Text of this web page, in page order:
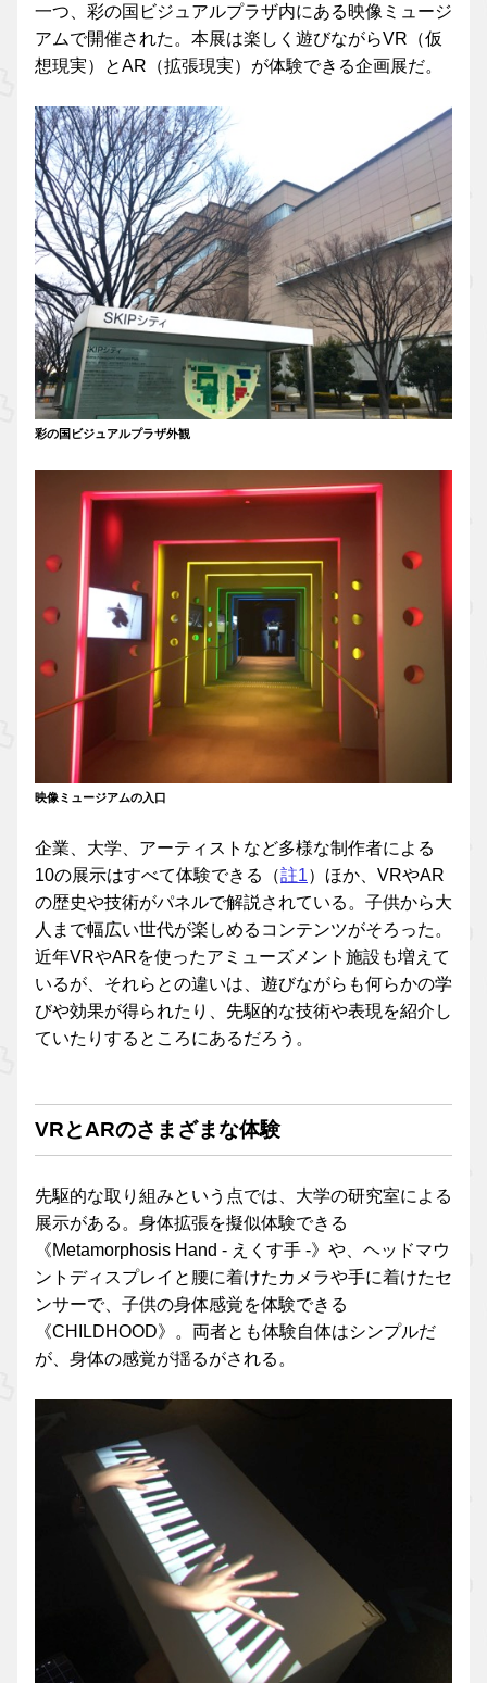
一つ、彩の国ビジュアルプラザ内にある映像ミュージ
アムで開催された。本展は楽しく遊びながらVR（仮
想現実）とAR（拡張現実）が体験できる企画展だ。
彩の国ビジュアルプラザ外観
映像ミュージアムの入口
企業、大学、アーティストなど多様な制作者による
10の展示はすべて体験できる（註1）ほか、VRやAR
の歴史や技術がパネルで解説されている。子供から大
人まで幅広い世代が楽しめるコンテンツがそろった。
近年VRやARを使ったアミューズメント施設も増えて
いるが、それらとの違いは、遊びながらも何らかの学
びや効果が得られたり、先駆的な技術や表現を紹介し
ていたりするところにあるだろう。
VRとARのさまざまな体験
先駆的な取り組みという点では、大学の研究室による
展示がある。身体拡張を擬似体験できる
《Metamorphosis Hand - えくす手 -》や、ヘッドマウ
ントディスプレイと腰に着けたカメラや手に着けたセ
ンサーで、子供の身体感覚を体験できる
《CHILDHOOD》。両者とも体験自体はシンプルだ
が、身体の感覚が揺るがされる。